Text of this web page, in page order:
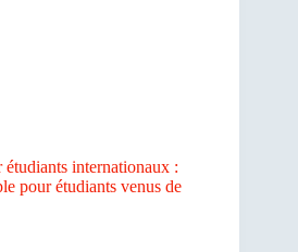
internationaux :
pour étudiants venus de